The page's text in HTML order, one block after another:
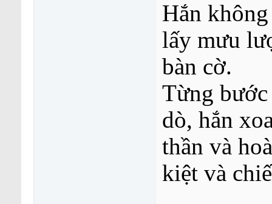
Hắn
lấy mưu
bàn cờ.
Từng
dò, hắn
thần và
kiệt và